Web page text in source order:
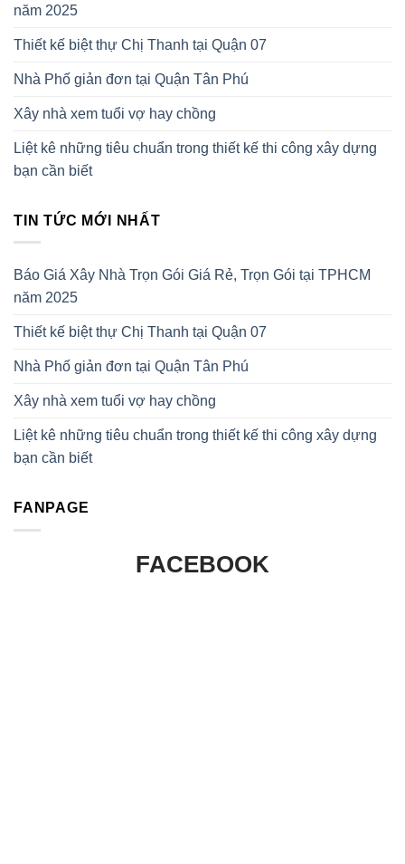
năm 2025
Thiết kế biệt thự Chị Thanh tại Quận 07
Nhà Phố giản đơn tại Quận Tân Phú
Xây nhà xem tuổi vợ hay chồng
Liệt kê những tiêu chuẩn trong thiết kế thi công xây dựng
bạn cần biết
TIN TỨC MỚI NHẤT
Báo Giá Xây Nhà Trọn Gói Giá Rẻ, Trọn Gói tại TPHCM
năm 2025
Thiết kế biệt thự Chị Thanh tại Quận 07
Nhà Phố giản đơn tại Quận Tân Phú
Xây nhà xem tuổi vợ hay chồng
Liệt kê những tiêu chuẩn trong thiết kế thi công xây dựng
bạn cần biết
FANPAGE
FACEBOOK